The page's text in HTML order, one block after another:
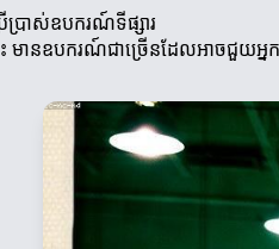
ើប្រាស់ឧបករណ៍ទីផ្សារ
ានឧបករណ៍ជាច្រើនដែលអាចជួយអ្នក